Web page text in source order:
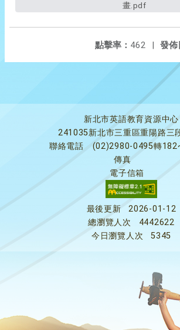
畫.pdf
發佈
點擊率： 462 |
新北市英語教育資源中心
241035新北市三重區重陽路三
聯絡電話
(02)2980-0495轉
傳真
電子信箱
最後更新
2026-01-12
總瀏覽人次
4442622
今日瀏覽人次
5345